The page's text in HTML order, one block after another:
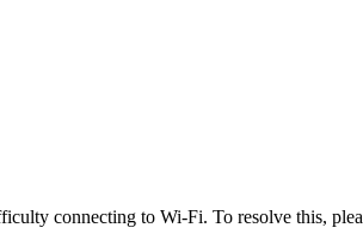
connecting to Wi-Fi. To resolve this,